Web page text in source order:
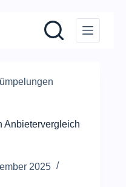
Anbietervergleich
2025